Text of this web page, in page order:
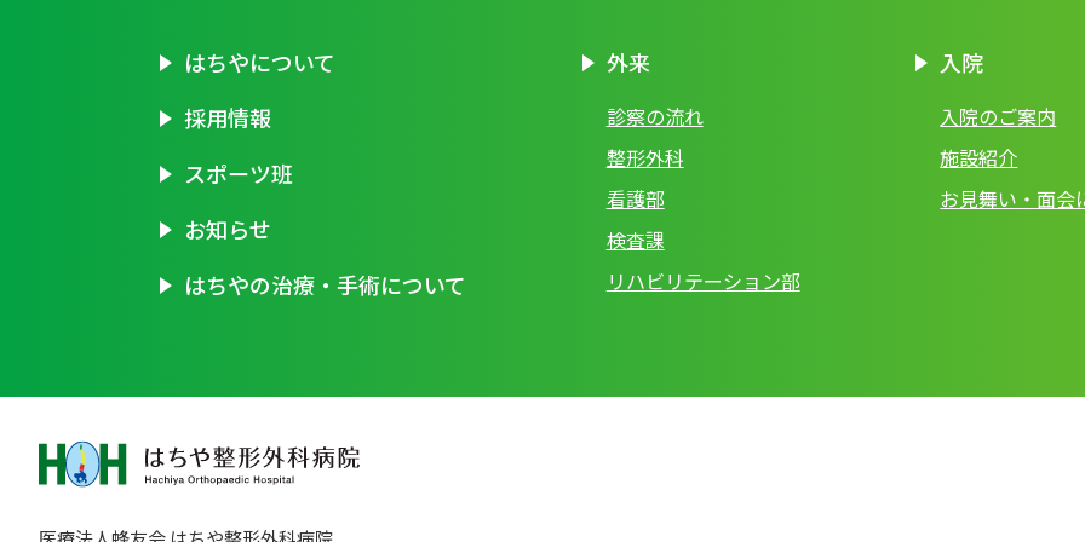
はちやについて
採用情報
スポーツ班
お知らせ
はちやの治療・手術について
外来
診察の流れ
整形外科
看護部
検査課
リハビリテーション部
入院
入院のご案内
施設紹介
お見舞い・面会